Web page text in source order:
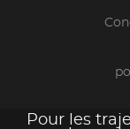
Pour les